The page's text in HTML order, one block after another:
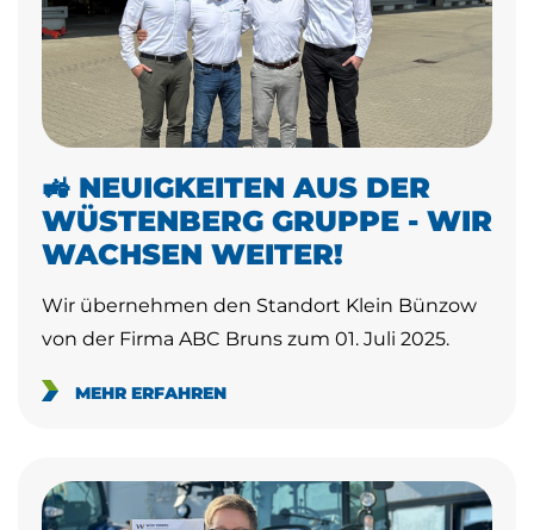
🚜 NEUIGKEITEN AUS DER
WÜSTENBERG GRUPPE - WIR
WACHSEN WEITER!
Wir übernehmen den Standort Klein Bünzow
von der Firma ABC Bruns zum 01. Juli 2025.
MEHR ERFAHREN